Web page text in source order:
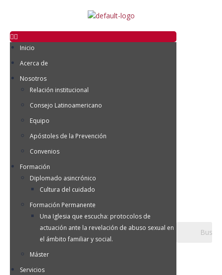
Inicio
Acerca de
Nosotros
Relación institucional
Consejo Latinoamericano
Equipo
Apóstoles de la Prevención
Convenios
Formación
Diplomado asincrónico
Cultura del cuidado
Formación Permanente
Una Iglesia que escucha: protocolos de
actuación ante la revelación de abuso sexual en
el ámbito familiar y social.
Máster
Servicios